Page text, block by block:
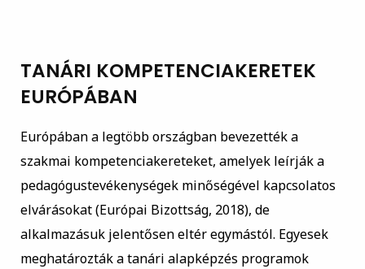
TANÁRI KOMPETENCIAKERETEK
EURÓPÁBAN
Európában a legtöbb országban bevezették a
szakmai kompetenciakereteket, amelyek leírják a
pedagógustevékenységek minőségével kapcsolatos
elvárásokat (Európai Bizottság, 2018), de
alkalmazásuk jelentősen eltér egymástól. Egyesek
meghatározták a tanári alapképzés programok